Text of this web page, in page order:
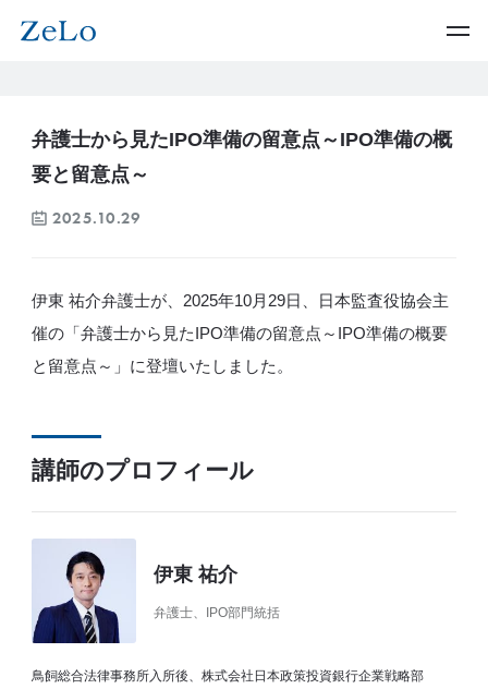
弁護士から見たIPO準備の留意点～IPO準備の概
要と留意点～
2025.10.29
伊東 祐介弁護士が、2025年10月29日、日本監査役協会主
催の「弁護士から見たIPO準備の留意点～IPO準備の概要
と留意点～」に登壇いたしました。
講師のプロフィール
伊東 祐介
弁護士、IPO部門統括
鳥飼総合法律事務所入所後、株式会社日本政策投資銀行企業戦略部